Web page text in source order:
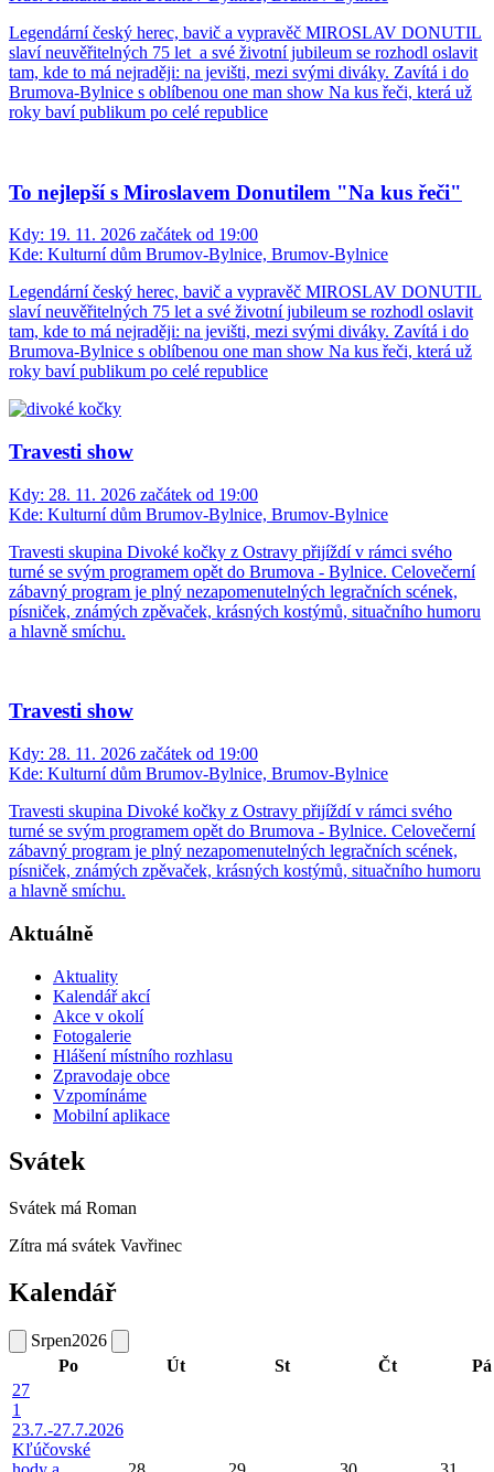
Legendární český herec, bavič a vypravěč MIROSLAV DONUTIL
slaví neuvěřitelných 75 let a své životní jubileum se rozhodl oslavit
tam, kde to má nejraději: na jevišti, mezi svými diváky. Zavítá i do
Brumova-Bylnice s oblíbenou one man show Na kus řeči, která už
roky baví publikum po celé republice
To nejlepší s Miroslavem Donutilem "Na kus řeči"
Kdy: 19. 11. 2026 začátek od 19:00
Kde: Kulturní dům Brumov-Bylnice, Brumov-Bylnice
Legendární český herec, bavič a vypravěč MIROSLAV DONUTIL
slaví neuvěřitelných 75 let a své životní jubileum se rozhodl oslavit
tam, kde to má nejraději: na jevišti, mezi svými diváky. Zavítá i do
Brumova-Bylnice s oblíbenou one man show Na kus řeči, která už
roky baví publikum po celé republice
Travesti show
Kdy: 28. 11. 2026 začátek od 19:00
Kde: Kulturní dům Brumov-Bylnice, Brumov-Bylnice
Travesti skupina Divoké kočky z Ostravy přijíždí v rámci svého
turné se svým programem opět do Brumova - Bylnice. Celovečerní
zábavný program je plný nezapomenutelných legračních scének,
písniček, známých zpěvaček, krásných kostýmů, situačního humoru
a hlavně smíchu.
Travesti show
Kdy: 28. 11. 2026 začátek od 19:00
Kde: Kulturní dům Brumov-Bylnice, Brumov-Bylnice
Travesti skupina Divoké kočky z Ostravy přijíždí v rámci svého
turné se svým programem opět do Brumova - Bylnice. Celovečerní
zábavný program je plný nezapomenutelných legračních scének,
písniček, známých zpěvaček, krásných kostýmů, situačního humoru
a hlavně smíchu.
Aktuálně
Aktuality
Kalendář akcí
Akce v okolí
Fotogalerie
Hlášení místního rozhlasu
Zpravodaje obce
Vzpomínáme
Mobilní aplikace
Svátek
Svátek má Roman
Zítra má svátek Vavřinec
Kalendář
Srpen2026
Po
Út St Čt
Pá
27
1
23.7.-27.7.2026
Kľúčovské